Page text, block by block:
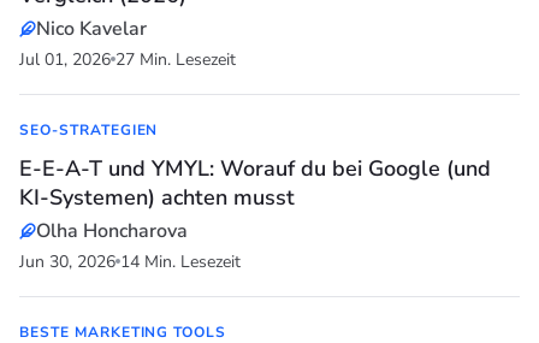
Nico Kavelar
Jul 01, 2026 27 Min. Lesezeit
SEO-STRATEGIEN
E-E-A-T und YMYL: Worauf du bei Google (und
KI-Systemen) achten musst
Olha Honcharova
Jun 30, 2026 14 Min. Lesezeit
BESTE MARKETING TOOLS